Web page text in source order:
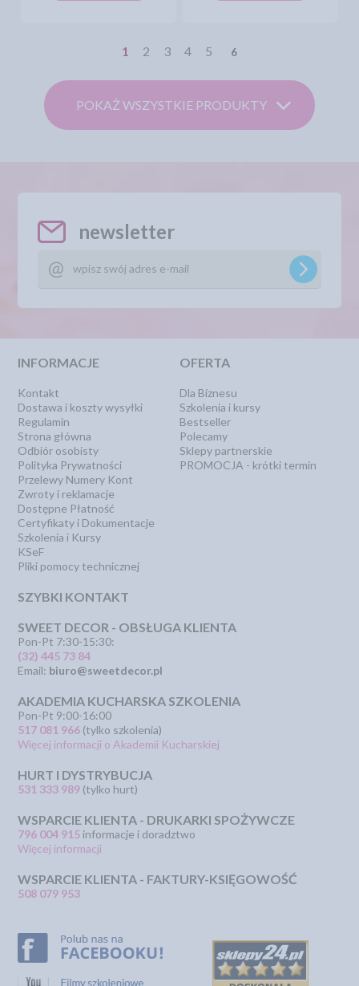
1 2 3 4 5 6
POKAŻ WSZYSTKIE PRODUKTY
newsletter
INFORMACJE
Kontakt
Dostawa i koszty wysyłki
Regulamin
Strona główna
Odbiór osobisty
Polityka Prywatności
Przelewy Numery Kont
Zwroty i reklamacje
Dostępne Płatność
Certyfikaty i Dokumentacje
Szkolenia i Kursy
KSeF
Pliki pomocy technicznej
OFERTA
Dla Biznesu
Szkolenia i kursy
Bestseller
Polecamy
Sklepy partnerskie
PROMOCJA - krótki termin
SZYBKI KONTAKT
SWEET DECOR - OBSŁUGA KLIENTA
Pon-Pt 7:30-15:30:
(32) 445 73 84
Email: biuro@sweetdecor.pl
AKADEMIA KUCHARSKA SZKOLENIA
Pon-Pt 9:00-16:00
517 081 966 (tylko szkolenia)
Więcej informacji o Akademii Kucharskiej
HURT I DYSTRYBUCJA
531 333 989 (tylko hurt)
WSPARCIE KLIENTA - DRUKARKI SPOŻYWCZE
796 004 915 informacje i doradztwo
Więcej informacji
WSPARCIE KLIENTA - FAKTURY-KSIĘGOWOŚĆ
508 079 953